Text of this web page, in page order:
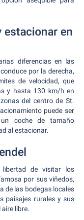
estacionar en
diferencias en las
por la derecha,
de velocidad, que
y hasta 130 km/h en
del centro de St.
puede ser
un coche de tamaño
al estacionar.
de visitar los
por sus viñedos,
de las bodegas locales
paisajes rurales y sus
libre.